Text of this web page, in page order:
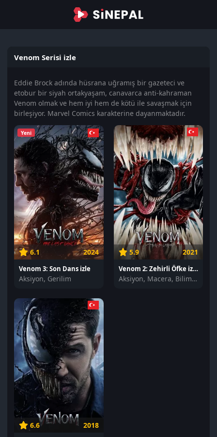
Venom Serisi izle
Eddie Brock adında hüsrana uğramış bir gazeteci ve
etobur bir siyah ortakyaşam, canavarca anti-kahraman
Venom olmak ve hem iyi hem de kötü ile savaşmak için
birleşiyor. Marvel Comics karakterine dayanmaktadır.
Yeni
6.1 2024
Venom 3: Son Dans izle
Aksiyon, Gerilim
5.9 2021
Venom 2: Zehirli Öfke izle
Aksiyon, Macera, Bilim Kurgu
6.6 2018